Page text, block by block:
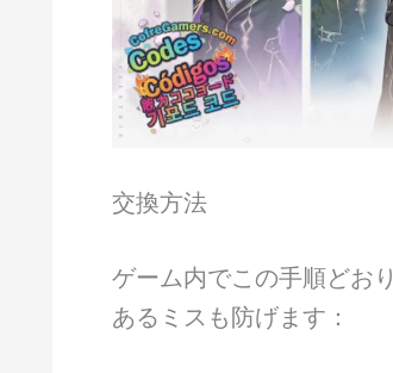
交換方法
ゲーム内でこの手順どお
あるミスも防げます：